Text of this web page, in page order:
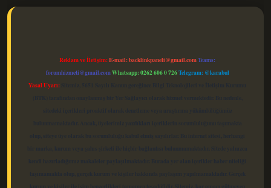
Reklam ve İletişim:E-mail:backlinkpaneli@gmail.comTeams:
forumhizmeti@gmail.comWhatsapp: 0262 606 0 726Telegram: @karabul
Yasal Uyarı: